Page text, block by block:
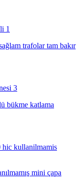
trafolar tam bakır
bükme katlama
mini çapa